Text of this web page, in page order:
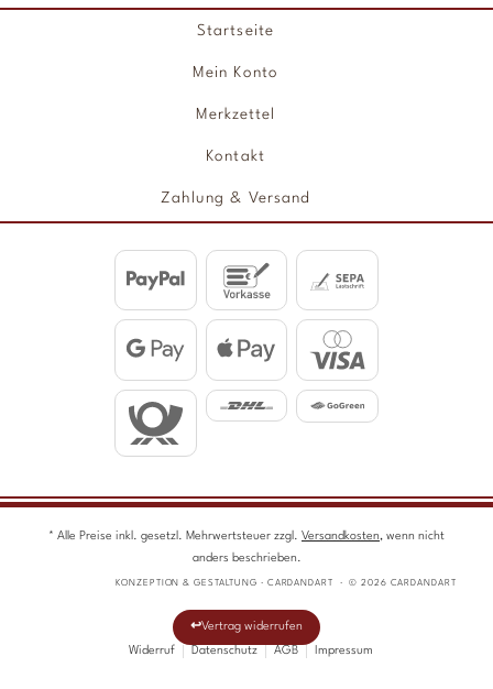
Startseite
Mein Konto
Merkzettel
Kontakt
Zahlung & Versand
* Alle Preise inkl. gesetzl. Mehrwertsteuer zzgl. Versandkosten, wenn nicht
anders beschrieben.
KONZEPTION & GESTALTUNG · CARDANDART · © 2026 CARDANDART
Vertrag widerrufen
Widerruf
Datenschutz AGB Impressum